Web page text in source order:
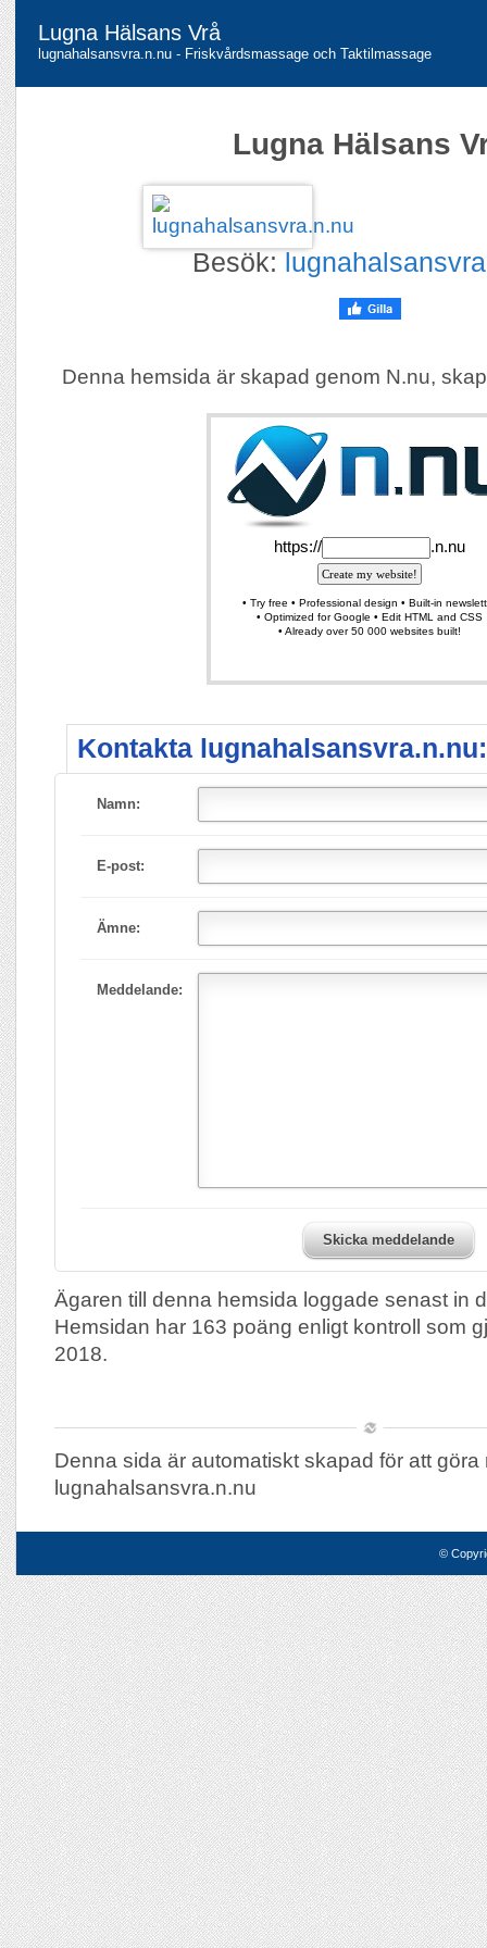
Lugna Hälsans Vrå
lugnahalsansvra.n.nu - Friskvårdsmassage och Taktilmassage
Lugna Hälsans
Besök:
Denna hemsida är skapad genom N.nu,
Kontakta lugnahalsansvra.n.nu:
Namn:
E-post:
Ämne:
Meddelande:
Skicka meddelande
Ägaren till denna hemsida loggade senast in
Hemsidan har 163 poäng enligt kontroll som
2018.
Denna sida är automatiskt skapad för att göra
lugnahalsansvra.n.nu
©